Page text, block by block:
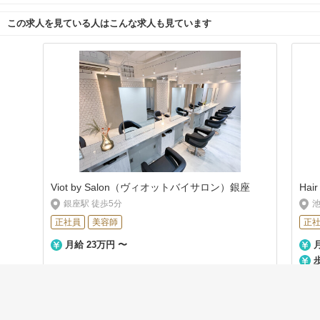
この求人を見ている人はこんな求人も見ています
Viot by Salon（ヴィオットバイサロン）銀座
銀座駅 徒歩5分
正社員
美容師
月給 23万円 〜
正